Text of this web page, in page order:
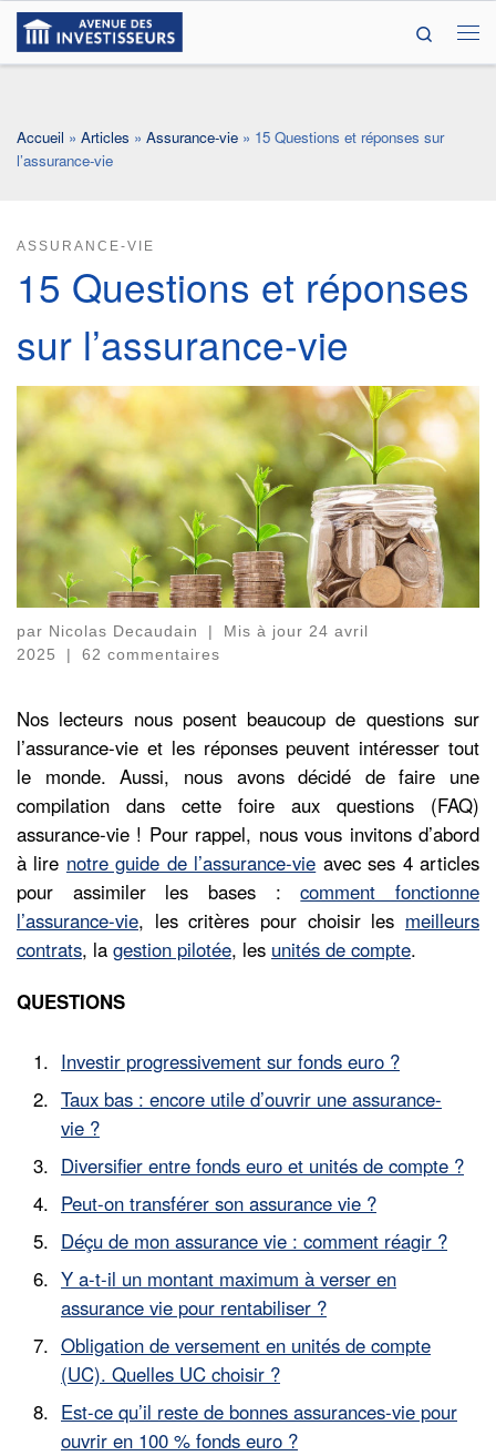
Passer au contenu
Search
Accueil » Articles » Assurance-vie » 15 Questions et réponses sur
l’assurance-vie
ASSURANCE-VIE
15 Questions et réponses
sur l’assurance-vie
par Nicolas Decaudain | Mis à jour 24 avril
2025
| 62 commentaires
Nos lecteurs nous posent beaucoup de questions sur
l’assurance-vie et les réponses peuvent intéresser tout
le monde. Aussi, nous avons décidé de faire une
compilation dans cette foire aux questions (FAQ)
assurance-vie ! Pour rappel, nous vous invitons d’abord
à lire notre guide de l’assurance-vie avec ses 4 articles
pour assimiler les bases :comment fonctionne
l’assurance-vie, les critères pour choisir les meilleurs
contrats, la gestion pilotée, les unités de compte.
QUESTIONS
Investir progressivement sur fonds euro ?
Taux bas : encore utile d’ouvrir une assurance-
vie ?
Diversifier entre fonds euro et unités de compte ?
Peut-on transférer son assurance vie ?
Déçu de mon assurance vie : comment réagir ?
Y a-t-il un montant maximum à verser en
assurance vie pour rentabiliser ?
Obligation de versement en unités de compte
(UC). Quelles UC choisir ?
Est-ce qu’il reste de bonnes assurances-vie pour
ouvrir en 100 % fonds euro ?